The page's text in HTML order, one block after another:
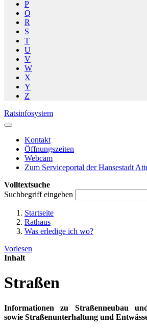
P
Q
R
S
T
U
V
W
X
Y
Z
Ratsinfosystem
Kontakt
Öffnungszeiten
Webcam
Zum Serviceportal der Hansestadt
Volltextsuche
Suchbegriff eingeben
Startseite
Rathaus
Was erledige ich wo?
Vorlesen
Inhalt
Straßen
Informationen zu Straßenneubau
sowie Straßenunterhaltung und